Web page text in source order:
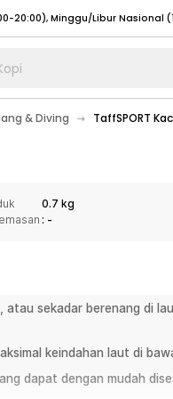
- 20:00), Sabtu - Minggu
Sabtu - Minggu/ Libur
20:00), Sabtu - Minggu/ Libur
20:00), Minggu/Libur Nasional
20:00), Minggu/Libur Nasional
- 20:00), Sabtu - Minggu
& Diving TaffSPORT
0.7 kg
: -
atau sekadar berenang di
keindahan laut di
dapat dengan mudah